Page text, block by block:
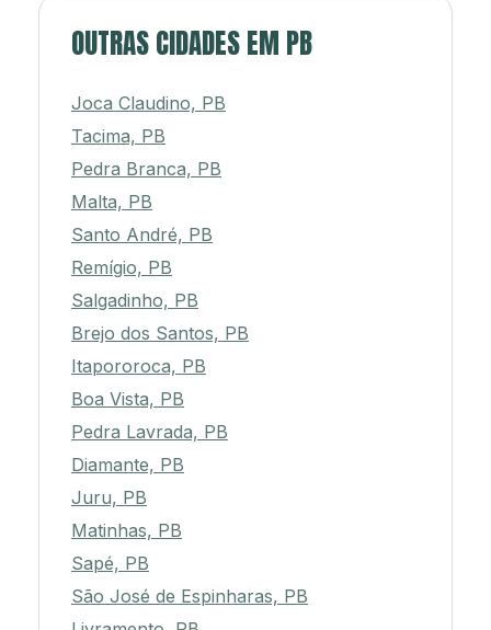
OUTRAS CIDADES EM PB
Joca Claudino, PB
Tacima, PB
Pedra Branca, PB
Malta, PB
Santo André, PB
Remígio, PB
Salgadinho, PB
Brejo dos Santos, PB
Itapororoca, PB
Boa Vista, PB
Pedra Lavrada, PB
Diamante, PB
Juru, PB
Matinhas, PB
Sapé, PB
São José de Espinharas, PB